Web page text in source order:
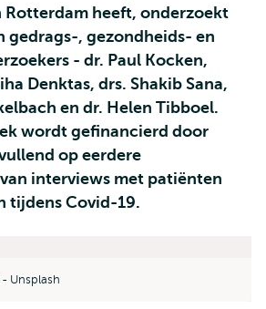
Rotterdam heeft, onderzoekt
gedrags-, gezondheids- en
- dr. Paul Kocken,
Denktas, drs. Shakib Sana,
en dr. Helen Tibboel.
wordt gefinancierd door
op eerdere
interviews met patiënten
tijdens Covid-19.
Unsplash